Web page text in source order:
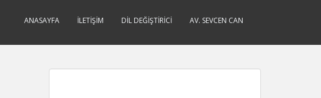
ANASAYFA İLETIŞIM DIL DEĞIŞTIRICI AV. SEVCEN CAN